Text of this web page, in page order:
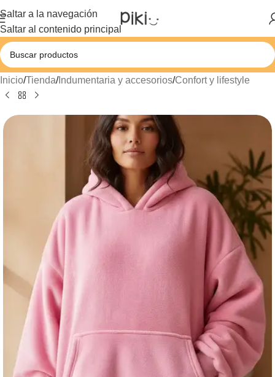
Saltar a la navegación
Saltar al contenido principal
Inicio/Tienda/Indumentaria y accesorios/Confort y lifestyle